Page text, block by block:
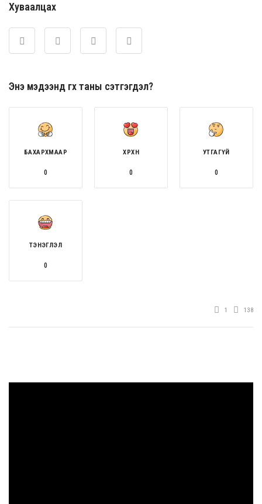
Хуваалцах
Энэ мэдээнд өгөх таны сэтгэгдэл?
БАХАРХМААР
0
ХӨӨРХӨН
0
УТГАГҮЙ
0
ТЭНЭГЛЭЛ
0
1 138